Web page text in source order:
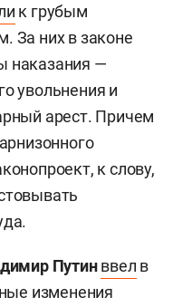
к грубым
За них в законе
наказания —
увольнения и
арест. Причем
к слову,
Путин ввел в
изменения